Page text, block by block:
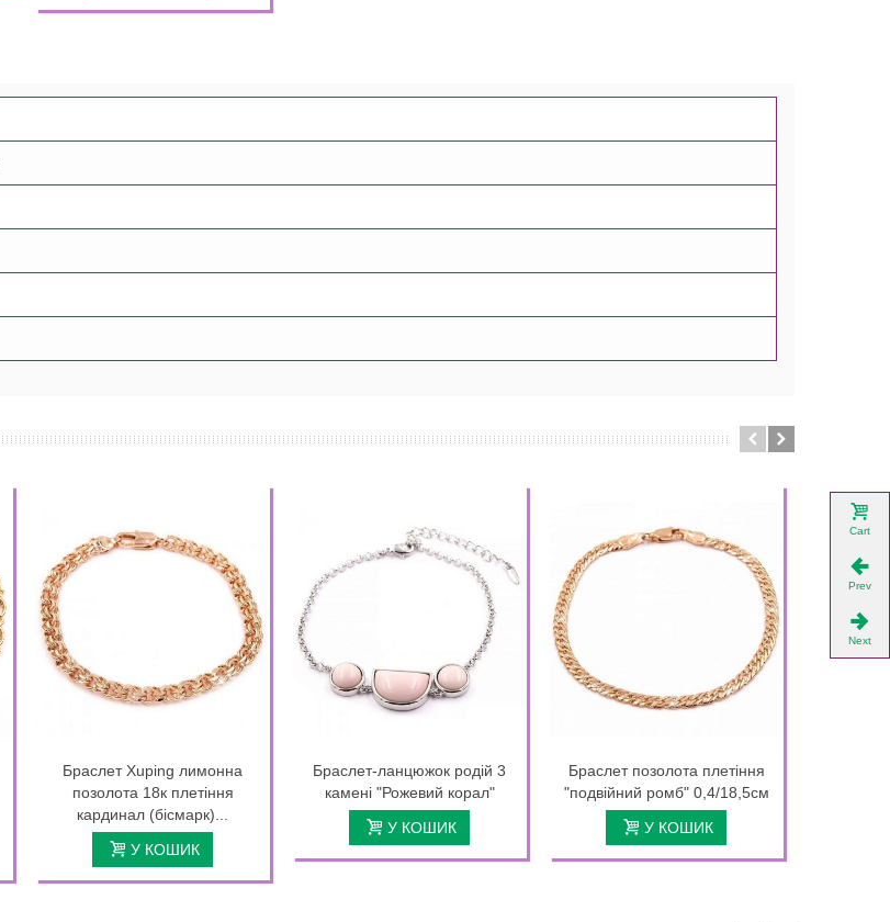
Браслет Xuping лимонна
позолота 18к плетіння
кардинал (бісмарк)...
У КОШИК
Браслет-ланцюжок родій 3
камені "Рожевий корал"
У КОШИК
Браслет позолота плетіння
"подвійний ромб" 0,4/18,5см
У КОШИК
Cart
Prev
Next